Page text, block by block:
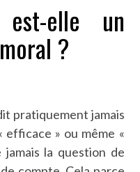
elle un
?
pratiquement jamais
efficace » ou même «
la question de